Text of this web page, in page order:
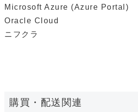
Microsoft Azure (Azure Portal)
Oracle Cloud
ニフクラ
購買・配送関連